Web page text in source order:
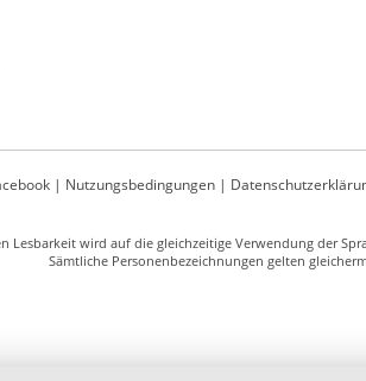
| Nutzungsbedingungen|
Lesbarkeit wird auf die gleichzeitige Verwendung der
Sämtliche Personenbezeichnungen gelten